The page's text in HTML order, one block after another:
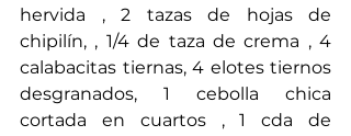
hervida , 2 tazas de hojas de
chipilín, , 1/4 de taza de crema , 4
calabacitas tiernas, 4 elotes tiernos
desgranados, 1 cebolla chica
cortada en cuartos , 1 cda de